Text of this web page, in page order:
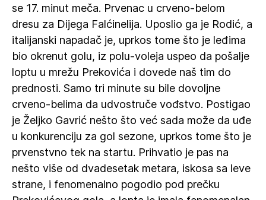
se 17. minut meča. Prvenac u crveno-belom
dresu za Dijega Falćinelija. Uposlio ga je Rodić, a
italijanski napadač je, uprkos tome što je leđima
bio okrenut golu, iz polu-voleja uspeo da pošalje
loptu u mrežu Prekovića i dovede naš tim do
prednosti. Samo tri minute su bile dovoljne
crveno-belima da udvostruče vođstvo. Postigao
je Željko Gavrić nešto što već sada može da uđe
u konkurenciju za gol sezone, uprkos tome što je
prvenstvno tek na startu. Prihvatio je pas na
nešto više od dvadesetak metara, iskosa sa leve
strane, i fenomenalno pogodio pod prečku